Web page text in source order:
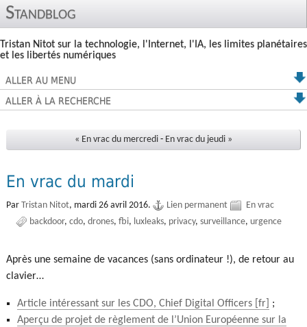
Standblog
Tristan Nitot sur la technologie, l'Internet, l'IA, les limites planétaires
et les libertés numériques
ALLER AU MENU
ALLER À LA RECHERCHE
« En vrac du mercredi - En vrac du jeudi »
En vrac du mardi
Par Tristan Nitot, mardi 26 avril 2016. Lien permanent
En vrac
backdoor cdo drones fbi luxleaks privacy surveillance urgence
Après une semaine de vacances (sans ordinateur !), de retour au
clavier…
Article intéressant sur les CDO, Chief Digital Officers
;
Aperçu de projet de règlement de l’Union Européenne sur la